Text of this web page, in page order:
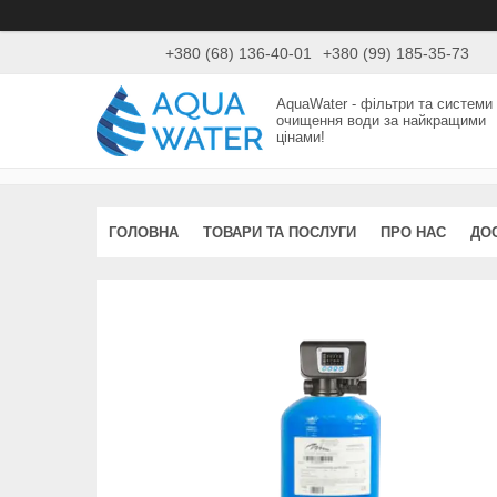
+380 (68) 136-40-01 +380 (99) 185-35-73
AquaWater - фільтри та системи
очищення води за найкращими
цінами!
ГОЛОВНА ТОВАРИ ТА ПОСЛУГИ ПРО НАС